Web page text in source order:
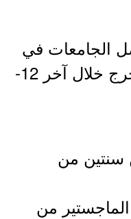
الجامعات في
السعودية أو خاريجها متخرج خلال آخر 12-
سنتين من
من